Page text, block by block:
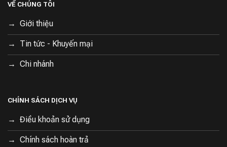
VỀ CHÚNG TÔI
Giới thiệu
Tin tức - Khuyến mại
Chi nhánh
CHÍNH SÁCH DỊCH VỤ
Điều khoản sử dụng
Chính sách hoàn trả